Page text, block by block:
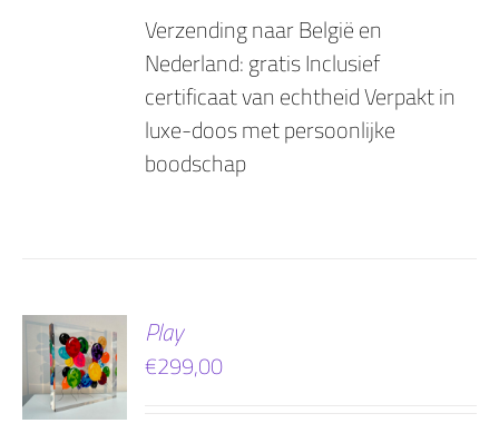
Verzending naar België en
Nederland: gratis Inclusief
certificaat van echtheid Verpakt in
luxe-doos met persoonlijke
boodschap
Play
€299,00